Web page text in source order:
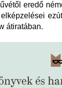
eredő
átiratában.